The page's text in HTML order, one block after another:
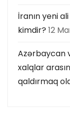
İranın yeni
kimdir? 12
Azərbaycan
xalqlar
qaldırmaq